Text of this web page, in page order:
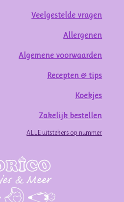
Veelgestelde vragen
Allergenen
Algemene voorwaarden
Recepten & tips
Koekjes
Zakelijk bestellen
ALLE uitstekers op nummer